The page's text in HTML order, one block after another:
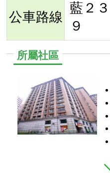
公車路線
藍２
９
所屬社區